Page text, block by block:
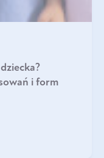
i form